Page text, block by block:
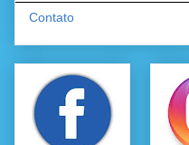
Contato